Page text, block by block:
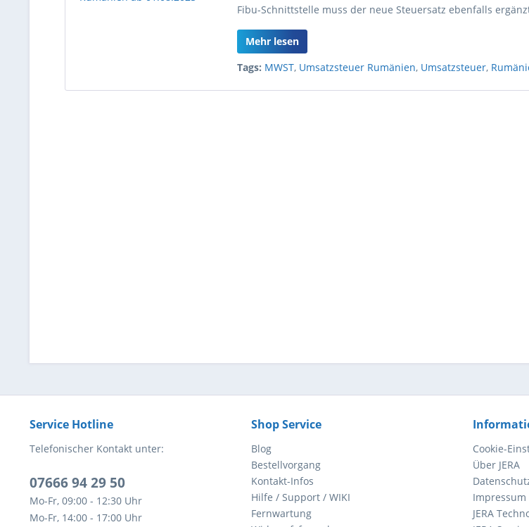
Fibu-Schnittstelle muss der neue Steuersatz ebenfalls
Mehr lesen
Tags: MWST, Umsatzsteuer Rumänien, Umsatzsteuer,
Service Hotline
Telefonischer Kontakt unter:
07666 94 29 50
Mo-Fr, 09:00 - 12:30 Uhr
Mo-Fr, 14:00 - 17:00 Uhr
Shop Service
Blog
Bestellvorgang
Kontakt-Infos
Hilfe / Support / WIKI
Fernwartung
Cookie-
Über JERA
Impressum
JERA